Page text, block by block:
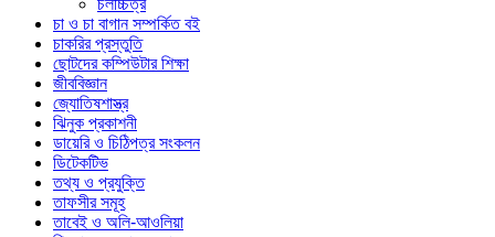
চলচ্চিত্র
চা ও চা বাগান সম্পর্কিত বই
চাকরির প্রস্তুতি
ছোটদের কম্পিউটার শিক্ষা
জীববিজ্ঞান
জ্যোতিষশাস্ত্র
ঝিনুক প্রকাশনী
ডায়েরি ও চিঠিপত্র সংকলন
ডিটেকটিভ
তথ্য ও প্রযুক্তি
তাফসীর সমূহ
তাবেই ও অলি-আওলিয়া